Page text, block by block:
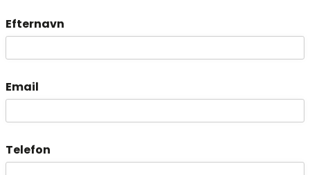
Efternavn
Email
Telefon